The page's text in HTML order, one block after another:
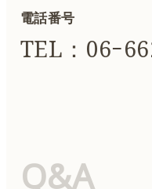
電話番号
TEL：06ｰ
Q&A